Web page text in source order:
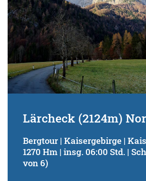
Lärcheck (2124m)
Bergtour | Kaisergebirge |
1270 Hm | insg. 06:00 Std. |
von 6)